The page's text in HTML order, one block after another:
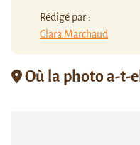
Rédigé par :
Clara Marchaud
Où la photo a-t-